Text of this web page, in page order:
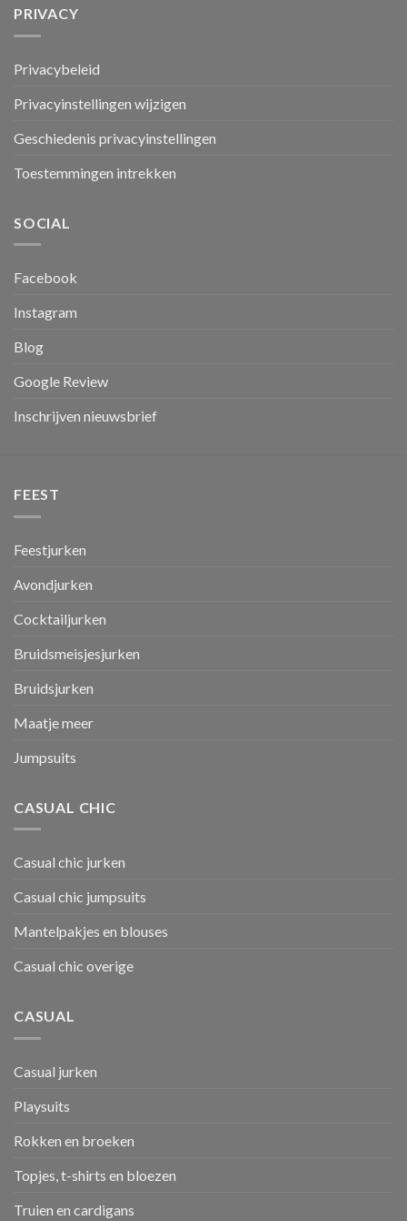
PRIVACY
Privacybeleid
Privacyinstellingen wijzigen
Geschiedenis privacyinstellingen
Toestemmingen intrekken
SOCIAL
Facebook
Instagram
Blog
Google Review
Inschrijven nieuwsbrief
FEEST
Feestjurken
Avondjurken
Cocktailjurken
Bruidsmeisjesjurken
Bruidsjurken
Maatje meer
Jumpsuits
CASUAL CHIC
Casual chic jurken
Casual chic jumpsuits
Mantelpakjes en blouses
Casual chic overige
CASUAL
Casual jurken
Playsuits
Rokken en broeken
Topjes, t-shirts en bloezen
Truien en cardigans